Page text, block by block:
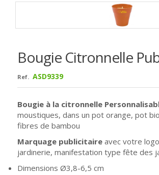
Bougie Citronnelle
Ref. ASD9339
Bougie à la citronnelle
moustiques, dans un pot orange, pot
fibres de bambou
Marquage publicitaire avec votre
jardinerie, manifestation type fête des
Dimensions Ø3,8-6,5 cm